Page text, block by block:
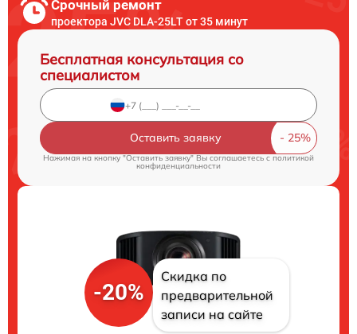
Срочный ремонт
проектора JVC DLA-25LT от 35 минут
Бесплатная консультация со
специалистом
Оставить заявку
Нажимая на кнопку "Оставить заявку" Вы соглашаетесь cполитикой
конфиденциальности
-20%
Скидка по
предварительной
записи на сайте